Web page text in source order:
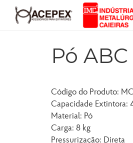
Pó
Código do Produto:
Capacidade Extintora:
Material: Pó
Carga: 8 kg
Pressurização: Direta